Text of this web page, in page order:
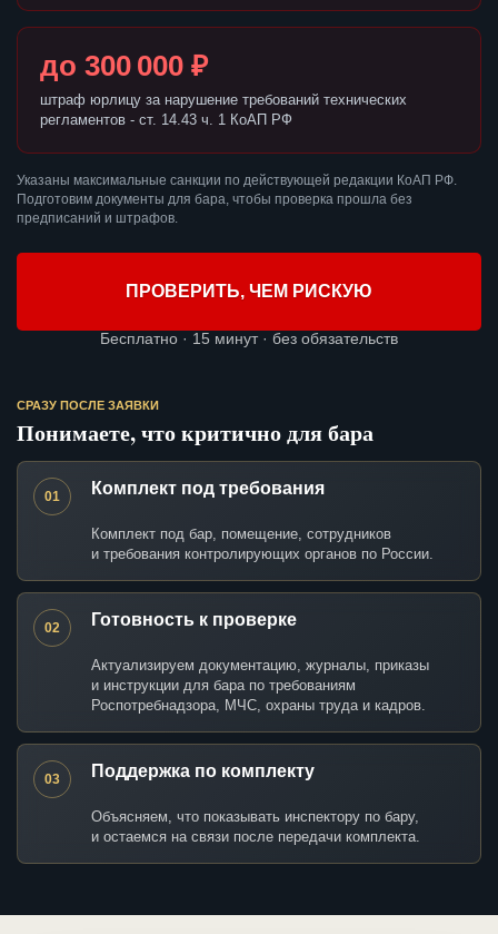
до 300 000 ₽
штраф юрлицу за нарушение требований технических
регламентов - ст. 14.43 ч. 1 КоАП РФ
Указаны максимальные санкции по действующей редакции КоАП РФ.
Подготовим документы для бара, чтобы проверка прошла без
предписаний и штрафов.
ПРОВЕРИТЬ, ЧЕМ РИСКУЮ
Бесплатно · 15 минут · без обязательств
СРАЗУ ПОСЛЕ ЗАЯВКИ
Понимаете, что критично для бара
01 Комплект под требования
Комплект под бар, помещение, сотрудников
и требования контролирующих органов по России.
02 Готовность к проверке
Актуализируем документацию, журналы, приказы
и инструкции для бара по требованиям
Роспотребнадзора, МЧС, охраны труда и кадров.
03 Поддержка по комплекту
Объясняем, что показывать инспектору по бару,
и остаемся на связи после передачи комплекта.